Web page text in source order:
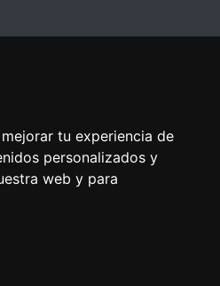
tu experiencia de
personalizados y
web y para